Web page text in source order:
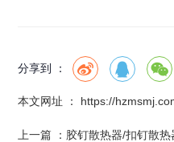
分享到 ：
本文网址 ： https://
上一篇 ： 胶钉散热器/扣钉散